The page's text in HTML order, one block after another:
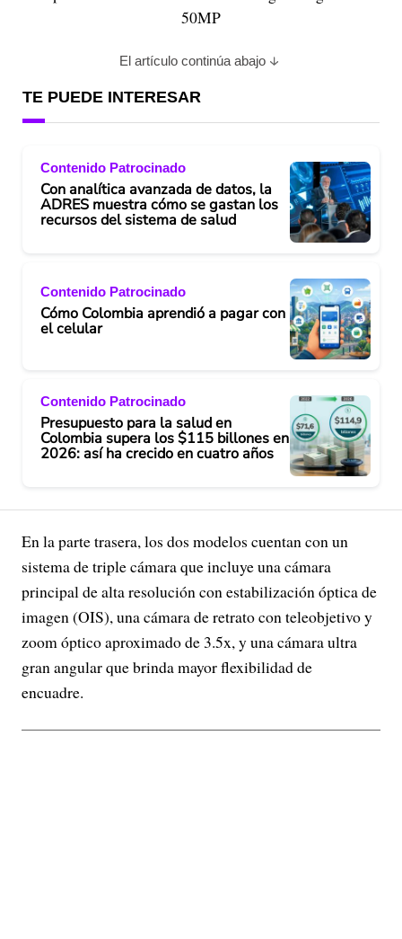
50MP
El artículo continúa abajo
TE PUEDE INTERESAR
Contenido Patrocinado
Con analítica avanzada de datos, la
ADRES muestra cómo se gastan los
recursos del sistema de salud
Contenido Patrocinado
Cómo Colombia aprendió a pagar con
el celular
Contenido Patrocinado
Presupuesto para la salud en
Colombia supera los $115 billones en
2026: así ha crecido en cuatro años
En la parte trasera, los dos modelos cuentan con un
sistema de triple cámara que incluye una cámara
principal de alta resolución con estabilización óptica de
imagen (OIS), una cámara de retrato con teleobjetivo y
zoom óptico aproximado de 3.5x, y una cámara ultra
gran angular que brinda mayor flexibilidad de
encuadre.